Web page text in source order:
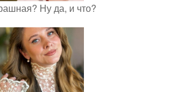
Ну да, и что?